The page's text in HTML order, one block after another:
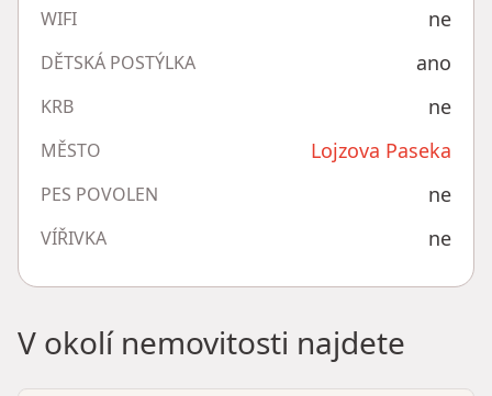
WIFI ne
DĚTSKÁ POSTÝLKA ano
KRB ne
MĚSTO Lojzova Paseka
PES POVOLEN ne
VÍŘIVKA ne
V okolí nemovitosti najdete